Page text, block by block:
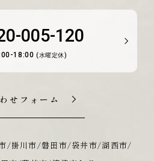
005-120
18:00 (水曜定休)
せフォーム
/掛川市/磐田市/袋井市/湖西市/